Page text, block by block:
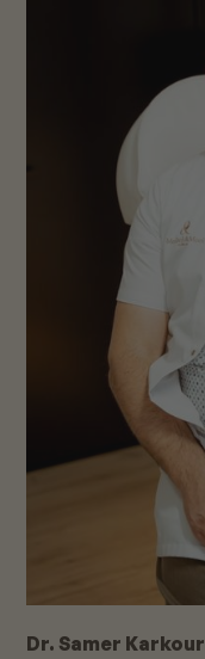
Dr. Samer Karkour